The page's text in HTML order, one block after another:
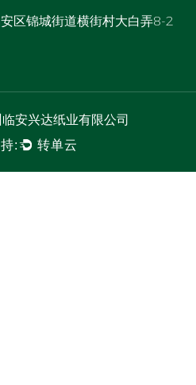
区锦城街道横街村大白弄8-2
安兴达纸业有限公司
: 转单云